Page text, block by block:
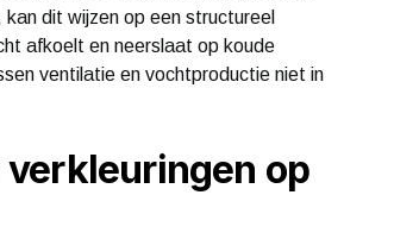
dit wijzen op een structureel
afkoelt en neerslaat op koude
ventilatie en vochtproductie niet in
op